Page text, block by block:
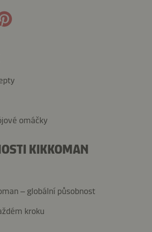
omáčky
KIKKOMAN
– globální působnost
kroku